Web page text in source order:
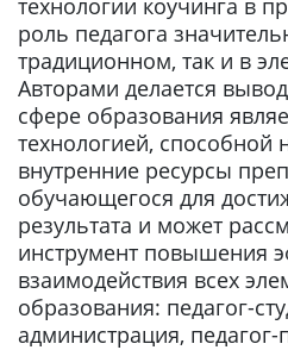
технологии коучинга в
роль педагога
традиционном, так и в
Авторами делается
сфере образования
технологией, способной
внутренние ресурсы
обучающегося для
результата и может
инструмент повышения
взаимодействия всех
образования: педагог-
администрация, педагог-